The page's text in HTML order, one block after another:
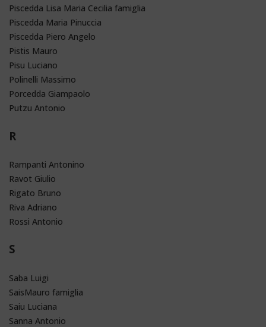
Piscedda Lisa Maria Cecilia famiglia
Piscedda Maria Pinuccia
Piscedda Piero Angelo
Pistis Mauro
Pisu Luciano
Polinelli Massimo
Porcedda Giampaolo
Putzu Antonio
R
Rampanti Antonino
Ravot Giulio
Rigato Bruno
Riva Adriano
Rossi Antonio
S
Saba Luigi
SaisMauro famiglia
Saiu Luciana
Sanna Antonio